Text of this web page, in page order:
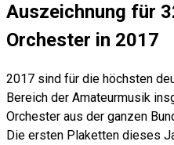
Auszeichnung für
Orchester in 2017
2017 sind für die höchsten
Bereich der Amateurmusik
Orchester aus der ganzen
Die ersten Plaketten dieses